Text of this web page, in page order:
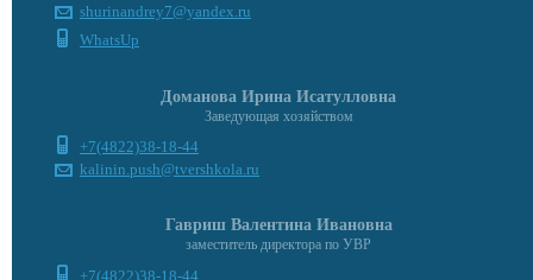
shurinandrey7@yandex.ru
WhatsUp
Доманова Ирина Исатулловна
Заведующая хозяйством
+7(4822)38-18-44
kalinin.push@tvershkola.ru
Гавриш Валентина Ивановна
заместитель директора по УВР
+7(4822)38-18-44